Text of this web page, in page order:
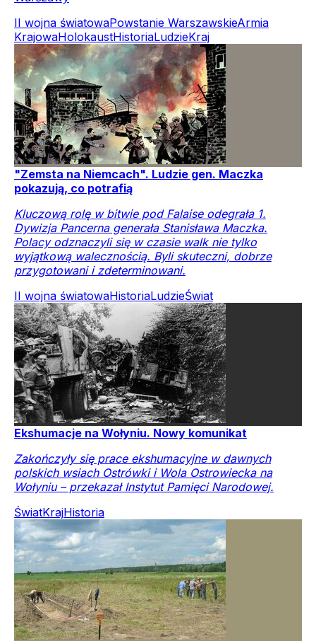
II wojna światowaPowstanie WarszawskieArmia
KrajowaHolokaustHistoriaLudzieKraj
"Zemsta na Niemcach". Ludzie gen. Maczka
pokazują, co potrafią
Kluczową rolę w bitwie pod Falaise odegrała 1.
Dywizja Pancerna generała Stanisława Maczka.
Polacy odznaczyli się w czasie walk nie tylko
wyjątkową walecznością. Byli skuteczni, dobrze
przygotowani i zdeterminowani.
II wojna światowaHistoriaLudzieŚwiat
Ekshumacje na Wołyniu. Nowy komunikat
Zakończyły się prace ekshumacyjne w dawnych
polskich wsiach Ostrówki i Wola Ostrowiecka na
Wołyniu – przekazał Instytut Pamięci Narodowej.
ŚwiatKrajHistoria